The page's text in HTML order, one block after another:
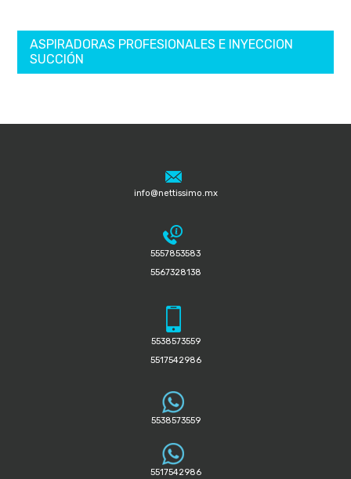
ASPIRADORAS PROFESIONALES E INYECCION
SUCCIÓN
info@nettissimo.mx
5557853583
5567328138
5538573559
5517542986
5538573559
5517542986